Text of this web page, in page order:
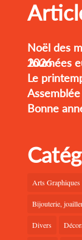
Noël des
Journées européennes des métiers d’Art 2026
Le
Bonne
Arts Graphiques
Bijouterie,
Divers